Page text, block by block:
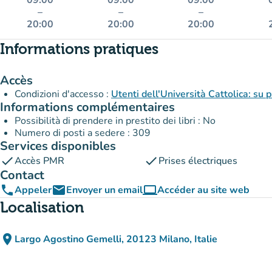
–
20:00
–
20:00
–
20:00
Informations pratiques
Accès
Condizioni d'accesso : Utenti dell'Università Cattolica: su
Informations complémentaires
Possibilità di prendere in prestito dei libri : No
Numero di posti a sedere : 309
Services disponibles
checkAccès PMR checkPrises électriques
Contact
phoneAppeleremailEnvoyer un emailcomputerAccéder au site web
(nouvel onglet)
Localisation
place Largo Agostino Gemelli, 20123 Milano, Italie
(ouvrir dans Google Maps)
(nouvel onglet)